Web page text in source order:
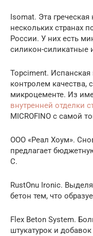
Isomat. Эта
нескольких странах
России. У них есть
силикон-силикатные
Topciment.
контролем качества,
микроцементе. Из
внутренней отделки
MICROFINO с самой
ООО «Реал Хоум».
предлагает
С.
RustOnu Ironic.
бетон тем, что
Flex Beton System.
штукатурок и